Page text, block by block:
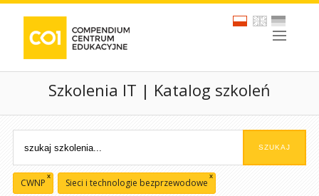
Szkolenia IT | Katalog szkoleń
CWNP
x
Sieci i technologie bezprzewodowe
x